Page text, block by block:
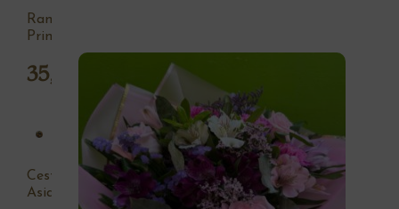
Ramo
Primavera
35,00
Cesta
Asia